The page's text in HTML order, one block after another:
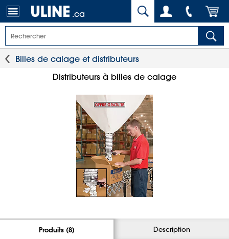
.ca
Billes de calage et distributeurs
Distributeurs à billes de calage
Produits (8) Description